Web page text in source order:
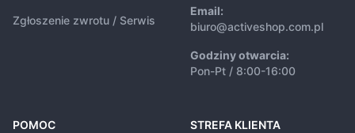
Zgłoszenie zwrotu / Serwis
Email:
biuro@activeshop.com.pl
Godziny otwarcia:
Pon-Pt / 8:00-16:00
POMOC STREFA KLIENTA